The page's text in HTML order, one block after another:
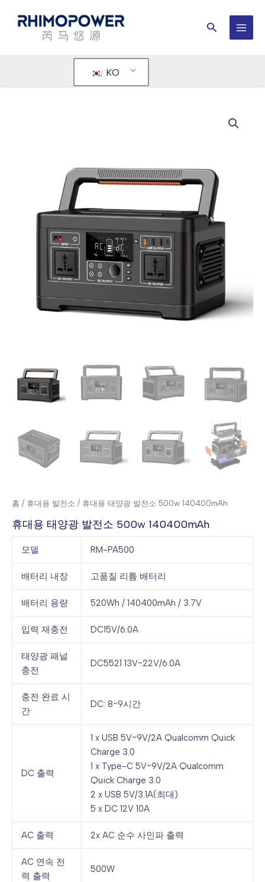
검
메
KO
홈 / 휴대용 발전소 / 휴대용 태양광 발전소 500w 140400mAh
휴대용 태양광 발전소 500w 140400mAh
모델 RM-PA500
배터리 내장 고품질 리튬 배터리
배터리 용량 520Wh / 140400mAh / 3.7V
입력 재충전 DC15V/6.0A
태양광 패널
충전
DC5521 13V~22V/6.0A
충전 완료 시
간
DC: 8~9시간
DC 출력
1 x USB 5V~9V/2A Qualcomm Quick
Charge 3.0
1 x Type-C 5V~9V/2A Qualcomm
Quick Charge 3.0
2 x USB 5V/3.1A(최대)
5 x DC 12V 10A
AC 출력 2x AC 순수 사인파 출력
AC 연속 전
력 출력
500W